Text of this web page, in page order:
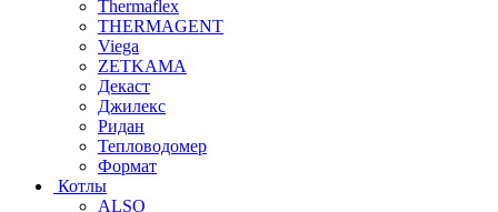
Thermaflex
THERMAGENT
Viega
ZETKAMA
Декаст
Джилекс
Ридан
Тепловодомер
Формат
Котлы
ALSO